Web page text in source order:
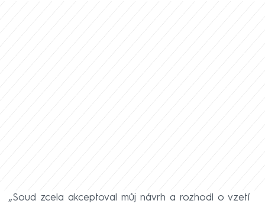
„Soud zcela akceptoval můj návrh a rozhodl o vzetí